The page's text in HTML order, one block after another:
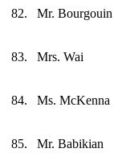
82. Mr. Bourgouin
83. Mrs. Wai
84. Ms. McKenna
85. Mr. Babikian